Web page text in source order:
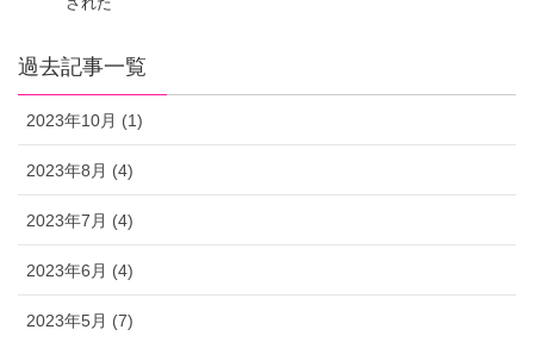
過去記事一覧
2023年10月 (1)
2023年8月 (4)
2023年7月 (4)
2023年6月 (4)
2023年5月 (7)